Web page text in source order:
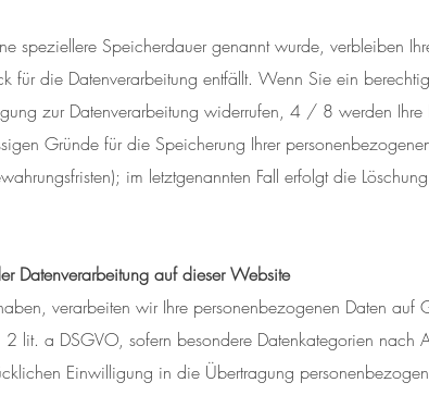
speziellere Speicherdauer genannt wurde, verbleiben
für die Datenverarbeitung entfällt. Wenn Sie ein
zur Datenverarbeitung widerrufen, 4 / 8 werden Ihre
Gründe für die Speicherung Ihrer
im letztgenannten Fall erfolgt die
Datenverarbeitung auf dieser Website
verarbeiten wir Ihre personenbezogenen Daten auf
a DSGVO, sofern besondere Datenkategorien nach
Einwilligung in die Übertragung